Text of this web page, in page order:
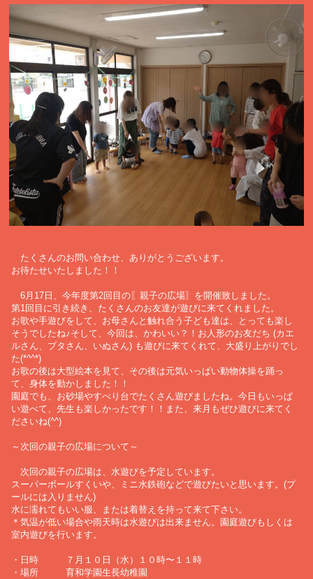
たくさんのお問い合わせ、ありがとうございます。
お待たせいたしました！！
6月17日、今年度第2回目の〖親子の広場〗を開催致しました。
第1回目に引き続き、たくさんのお友達が遊びに来てくれました。
お歌や手遊びをして、お母さんと触れ合う子ども達は、とっても楽し
そうでしたね♪そして、今回は、かわいい？！お人形のお友だち (カエ
ルさん、ブタさん、いぬさん) も遊びに来てくれて、大盛り上がりでし
た(*^^*)
お歌の後は大型絵本を見て、その後は元気いっぱい動物体操を踊っ
て、身体を動かしました！！
園庭でも、お砂場やすべり台でたくさん遊びましたね。今日もいっぱ
い遊べて、先生も楽しかったです！！また、来月もぜひ遊びに来てく
ださいね(^^)
～次回の親子の広場について～
次回の親子の広場は、水遊びを予定しています。
スーパーボールすくいや、ミニ水鉄砲などで遊びたいと思います。(プ
ールには入りません)
水に濡れてもいい服、または着替えを持って来て下さい。
＊気温が低い場合や雨天時は水遊びは出来ません。園庭遊びもしくは
室内遊びを行います。
・日時 ７月１０日（水）１０時〜１１時
・場所 育和学園生長幼稚園